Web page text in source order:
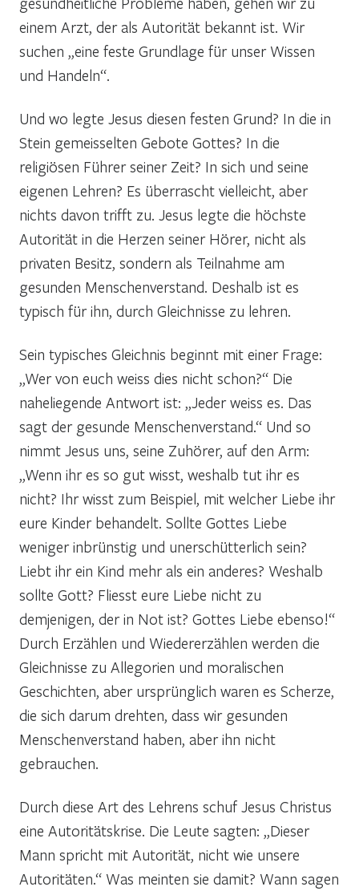
einem Arzt, der als Autorität bekannt ist. Wir
suchen „eine feste Grundlage für unser Wissen
und Handeln“.
Und wo legte Jesus diesen festen Grund? In die in
Stein gemeisselten Gebote Gottes? In die
religiösen Führer seiner Zeit? In sich und seine
eigenen Lehren? Es überrascht vielleicht, aber
nichts davon trifft zu. Jesus legte die höchste
Autorität in die Herzen seiner Hörer, nicht als
privaten Besitz, sondern als Teilnahme am
gesunden Menschenverstand. Deshalb ist es
typisch für ihn, durch Gleichnisse zu lehren.
Sein typisches Gleichnis beginnt mit einer Frage:
„Wer von euch weiss dies nicht schon?“ Die
naheliegende Antwort ist: „Jeder weiss es. Das
sagt der gesunde Menschenverstand.“ Und so
nimmt Jesus uns, seine Zuhörer, auf den Arm:
„Wenn ihr es so gut wisst, weshalb tut ihr es
nicht? Ihr wisst zum Beispiel, mit welcher Liebe ihr
eure Kinder behandelt. Sollte Gottes Liebe
weniger inbrünstig und unerschütterlich sein?
Liebt ihr ein Kind mehr als ein anderes? Weshalb
sollte Gott? Fliesst eure Liebe nicht zu
demjenigen, der in Not ist? Gottes Liebe ebenso!“
Durch Erzählen und Wiedererzählen werden die
Gleichnisse zu Allegorien und moralischen
Geschichten, aber ursprünglich waren es Scherze,
die sich darum drehten, dass wir gesunden
Menschenverstand haben, aber ihn nicht
gebrauchen.
Durch diese Art des Lehrens schuf Jesus Christus
eine Autoritätskrise. Die Leute sagten: „Dieser
Mann spricht mit Autorität, nicht wie unsere
Autoritäten.“ Was meinten sie damit? Wann sagen